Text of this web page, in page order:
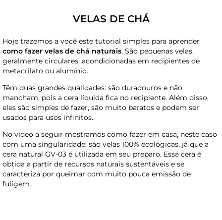
VELAS DE CHÁ
Hoje trazemos a você este tutorial simples para aprender
como fazer velas de chá naturais. São pequenas velas,
geralmente circulares, acondicionadas em recipientes de
metacrilato ou alumínio.
Têm duas grandes qualidades: são duradouros e não
mancham, pois a cera líquida fica no recipiente. Além disso,
eles são simples de fazer, são muito baratos e podem ser
usados ​​para usos infinitos.
No vídeo a seguir mostramos como fazer em casa, neste caso
com uma singularidade: são velas 100% ecológicas, já que a
cera natural GV-03 é utilizada em seu preparo. Essa cera é
obtida a partir de recursos naturais sustentáveis ​​e se
caracteriza por queimar com muito pouca emissão de
fuligem.